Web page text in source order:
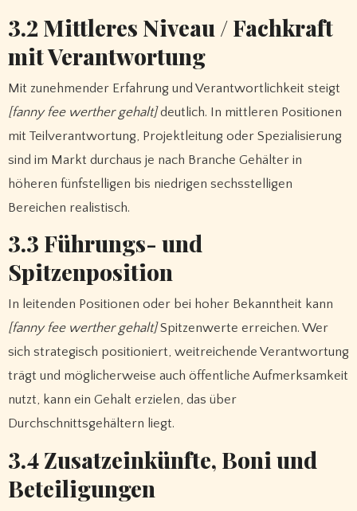
3.2 Mittleres Niveau / Fachkraft
mit Verantwortung
Mit zunehmender Erfahrung und Verantwortlichkeit steigt
[fanny fee werther gehalt]deutlich. In mittleren Positionen
mit Teilverantwortung, Projektleitung oder Spezialisierung
sind im Markt durchaus je nach Branche Gehälter in
höheren fünfstelligen bis niedrigen sechsstelligen
Bereichen realistisch.
3.3 Führungs- und
Spitzenposition
In leitenden Positionen oder bei hoher Bekanntheit kann
[fanny fee werther gehalt]Spitzenwerte erreichen. Wer
sich strategisch positioniert, weitreichende Verantwortung
trägt und möglicherweise auch öffentliche Aufmerksamkeit
nutzt, kann ein Gehalt erzielen, das über
Durchschnittsgehältern liegt.
3.4 Zusatzeinkünfte, Boni und
Beteiligungen